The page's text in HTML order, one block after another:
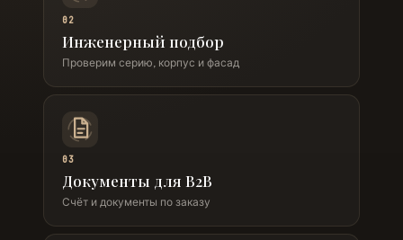
02
Инженерный подбор
Проверим серию, корпус и фасад
03
Документы для B2B
Счёт и документы по заказу